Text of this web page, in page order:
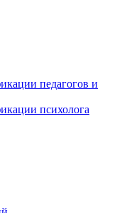
педагогов и
психолога